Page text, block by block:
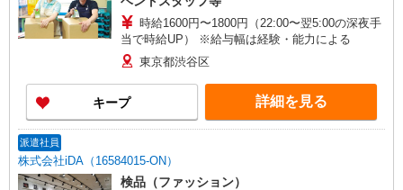
時給1600円〜1800円（22:00〜翌5:00の深夜手
当で時給UP） ※給与幅は経験・能力による
東京都渋谷区
キープ 詳細を見る
派遣社員
株式会社iDA（16584015-ON）
検品（ファッション）